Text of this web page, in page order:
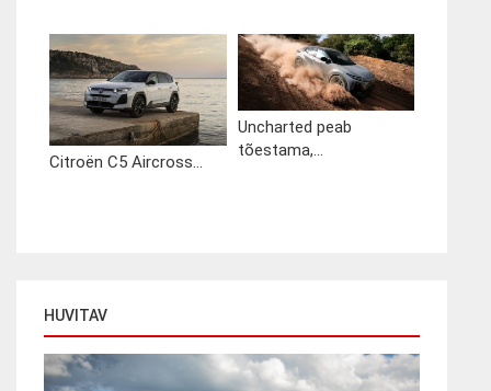
Citroën C5 Aircross...
Uncharted peab
tõestama,...
HUVITAV